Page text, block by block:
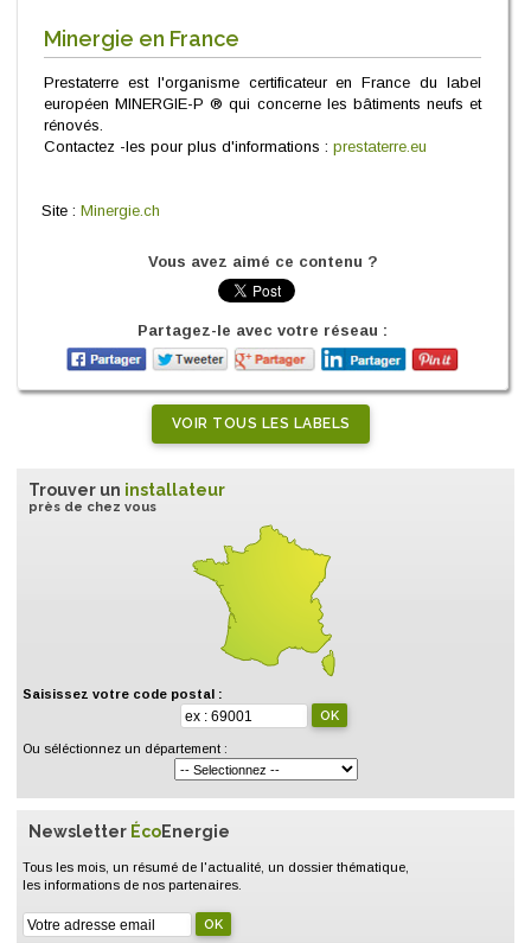
Minergie en France
Prestaterre est l'organisme certificateur en France du label
européen MINERGIE-P ® qui concerne les bâtiments neufs et
rénovés.
Contactez -les pour plus d'informations : prestaterre.eu
Site : Minergie.ch
Vous avez aimé ce contenu ?
Partagez-le avec votre réseau :
VOIR TOUS LES LABELS
Trouver un installateur
près de chez vous
Saisissez votre code postal :
Ou séléctionnez un département :
Newsletter ÉcoEnergie
Tous les mois, un résumé de l'actualité, un dossier thématique,
les informations de nos partenaires.